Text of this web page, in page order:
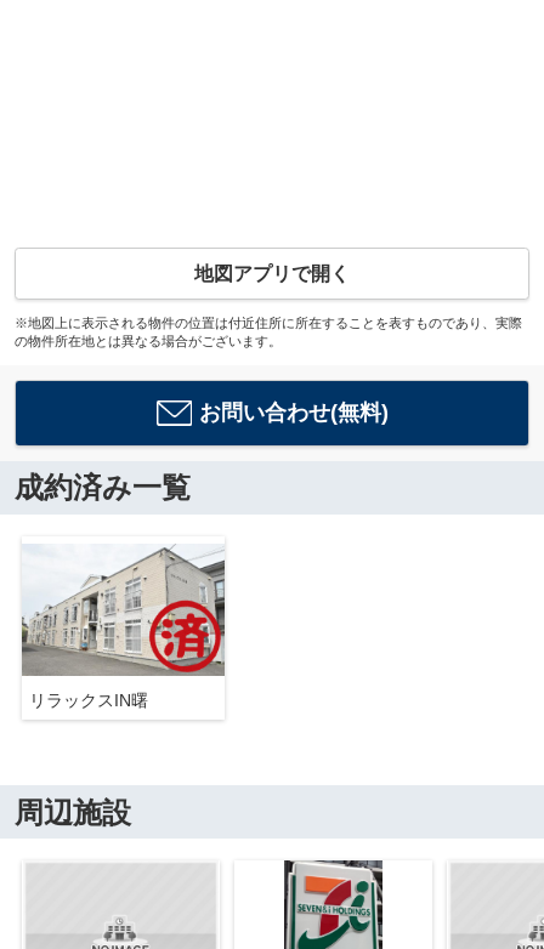
地図アプリで開く
※地図上に表示される物件の位置は付近住所に所在することを表すものであり、実際
の物件所在地とは異なる場合がございます。
お問い合わせ(無料)
成約済み一覧
リラックスIN曙
周辺施設